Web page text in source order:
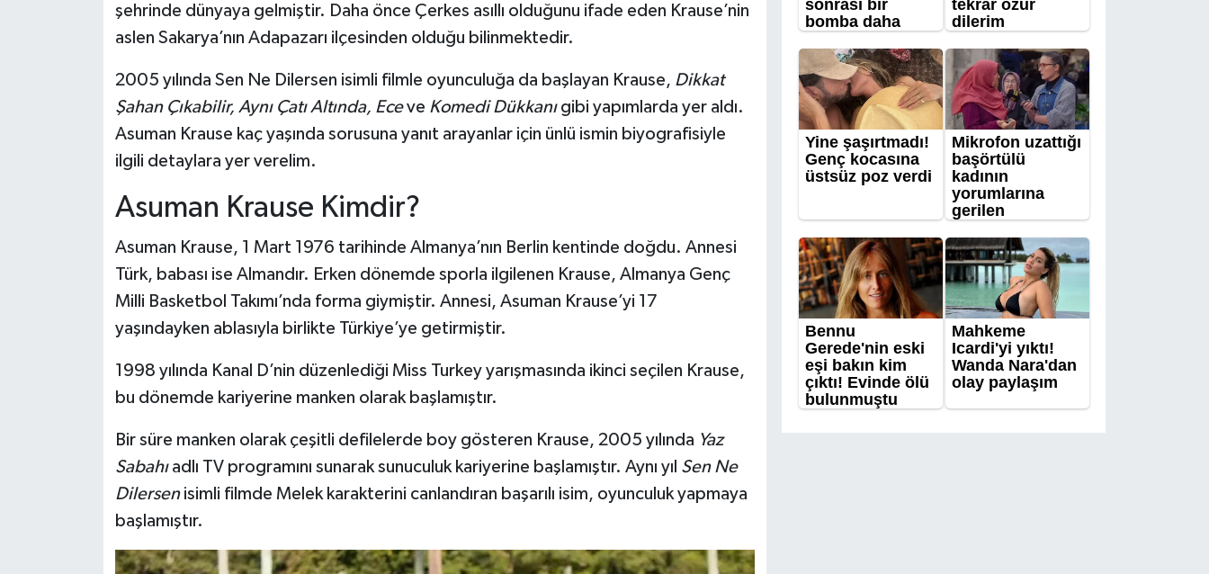
şehrinde dünyaya gelmiştir. Daha önce Çerkes asıllı olduğunu ifade eden Krause’nin
aslen Sakarya’nın Adapazarı ilçesinden olduğu bilinmektedir.
2005 yılında Sen Ne Dilersen isimli filmle oyunculuğa da başlayan Krause, Dikkat
Şahan Çıkabilir, Aynı Çatı Altında, Eceve Komedi Dükkanı gibi yapımlarda yer aldı.
Asuman Krause kaç yaşında sorusuna yanıt arayanlar için ünlü ismin biyografisiyle
ilgili detaylara yer verelim.
Asuman Krause Kimdir?
Asuman Krause, 1 Mart 1976 tarihinde Almanya’nın Berlin kentinde doğdu. Annesi
Türk, babası ise Almandır. Erken dönemde sporla ilgilenen Krause, Almanya Genç
Milli Basketbol Takımı’nda forma giymiştir. Annesi, Asuman Krause’yi 17
yaşındayken ablasıyla birlikte Türkiye’ye getirmiştir.
1998 yılında Kanal D’nin düzenlediği Miss Turkey yarışmasında ikinci seçilen Krause,
bu dönemde kariyerine manken olarak başlamıştır.
Bir süre manken olarak çeşitli defilelerde boy gösteren Krause, 2005 yılında Yaz
Sabahı adlı TV programını sunarak sunuculuk kariyerine başlamıştır. Aynı yıl Sen Ne
Dilersen isimli filmde Melek karakterini canlandıran başarılı isim, oyunculuk yapmaya
başlamıştır.